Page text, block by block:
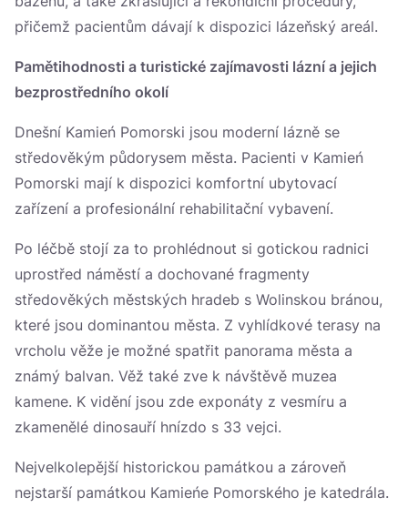
přičemž pacientům dávají k dispozici lázeňský areál.
Pamětihodnosti a turistické zajímavosti lázní a jejich
bezprostředního okolí
Dnešní Kamień Pomorski jsou moderní lázně se
středověkým půdorysem města. Pacienti v Kamień
Pomorski mají k dispozici komfortní ubytovací
zařízení a profesionální rehabilitační vybavení.
Po léčbě stojí za to prohlédnout si gotickou radnici
uprostřed náměstí a dochované fragmenty
středověkých městských hradeb s Wolinskou bránou,
které jsou dominantou města. Z vyhlídkové terasy na
vrcholu věže je možné spatřit panorama města a
známý balvan. Věž také zve k návštěvě muzea
kamene. K vidění jsou zde exponáty z vesmíru a
zkamenělé dinosauří hnízdo s 33 vejci.
Nejvelkolepější historickou památkou a zároveň
nejstarší památkou Kamieńe Pomorského je katedrála.